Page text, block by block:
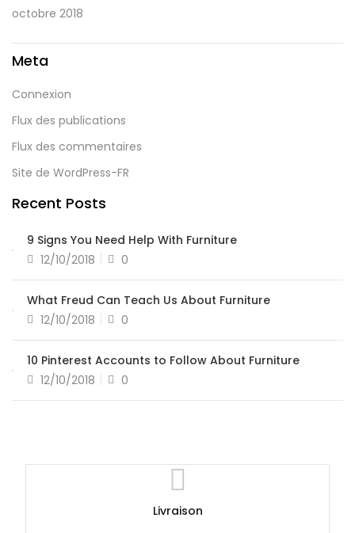
octobre 2018
Meta
Connexion
Flux des publications
Flux des commentaires
Site de WordPress-FR
Recent Posts
9 Signs You Need Help With Furniture
12/10/2018
0
What Freud Can Teach Us About Furniture
12/10/2018
0
10 Pinterest Accounts to Follow About Furniture
12/10/2018
0
Livraison